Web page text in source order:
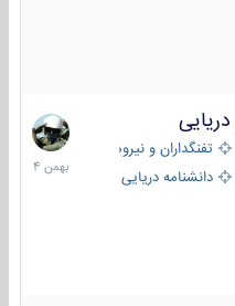
تفنگداران و نیروهای ویژه‌ی دریایی
مختلف
دانشنامه دریایی
22
بهمن
1404